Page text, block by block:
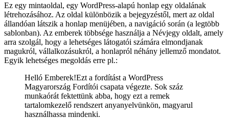
Ez egy mintaoldal, egy WordPress-alapú honlap egy oldalának
létrehozásához. Az oldal különbözik a bejegyzéstől, mert az oldal
állandóan látszik a honlap menüjében, a navigáció során (a legtöbb
sablonban). Az emberek többsége használja a Névjegy oldalt, amely
arra szolgál, hogy a lehetséges látogatói számára elmondjanak
magukról, vállalkozásukról, a honlapról néhány jellemző mondatot.
Egyik lehetséges megoldás erre pl.:
Helló Emberek!Ezt a fordítást a WordPress
Magyarország Fordítói csapata végezte. Sok száz
munkaórát fektettünk abba, hogy ezt a remek
tartalomkezelő rendszert anyanyelvünkön, magyarul
használhassa mindenki.